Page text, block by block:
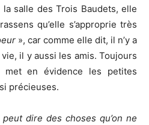
salle des Trois Baudets, elle
qu’elle s’approprie très
», car comme elle dit, il n’y a
il y aussi les amis. Toujours
en évidence les petites
précieuses.
dire des choses qu’on ne